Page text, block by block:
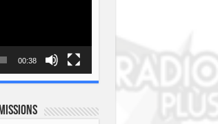
00:38